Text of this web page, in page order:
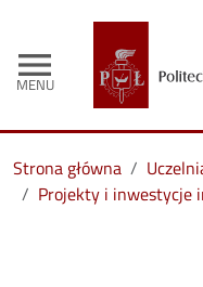
menu
MENU
Strona główna
Projekty i inwestycje